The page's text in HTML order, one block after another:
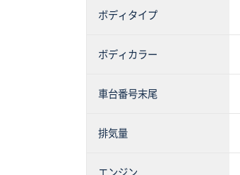
ボディタイプ
ボディカラー
車台番号末尾
排気量